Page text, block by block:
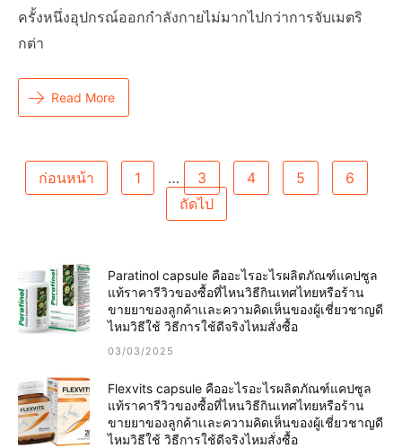
ครั้งหนึ่งอุปกรณ์ออกกำลังกายไม่มากไปกว่าการจับเมตริ
กต่า
Read More
Posts
Pagination
ก่อนหน้า 1 … 3 4 5
6
ถัดไป
Paratinol capsule คืออะไรอะไรผลิตภัณฑ์แคปซูล
แท้ราคารีวิวของซื้อที่ไหนวิธีกินเทศไทยหรือร้าน
ขายยาของลูกค้าเเละความคิดเห็นของผู้เชี่ยวชาญดี
ไหมวิธีใช้ วิธีการใช้ดีจริงไหมสั่งซื้อ
03/03/2025
Flexvits capsule คืออะไรอะไรผลิตภัณฑ์แคปซูล
แท้ราคารีวิวของซื้อที่ไหนวิธีกินเทศไทยหรือร้าน
ขายยาของลูกค้าเเละความคิดเห็นของผู้เชี่ยวชาญดี
ไหมวิธีใช้ วิธีการใช้ดีจริงไหมสั่งซื้อ